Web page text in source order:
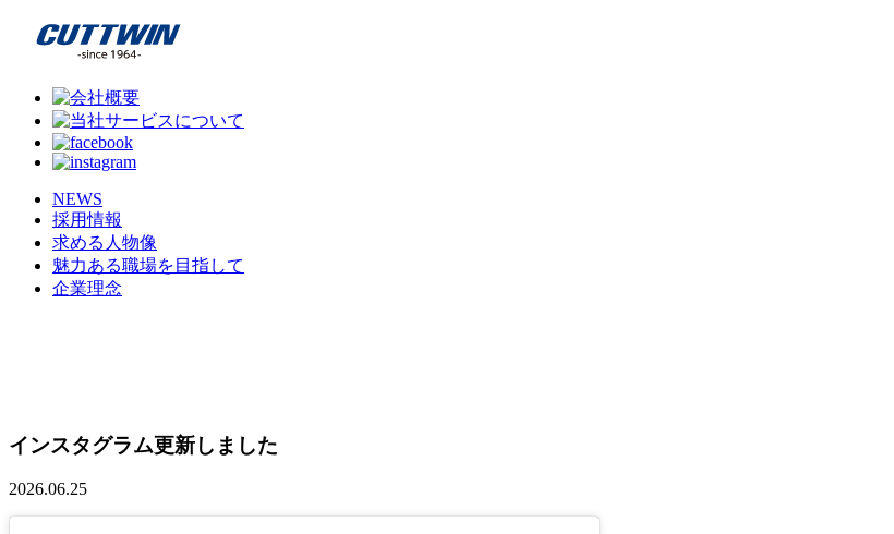
NEWS
採用情報
求める人物像
魅力ある職場を目指して
企業理念
インスタグラム更新しました
2026.06.25